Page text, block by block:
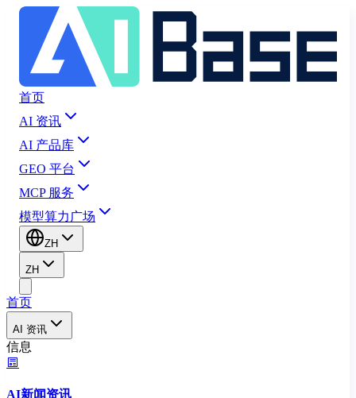
首页
AI 资讯
AI 产品库
GEO 平台
MCP 服务
模型算力广场
ZH
ZH
首页
AI 资讯
信息
AI新闻资讯